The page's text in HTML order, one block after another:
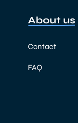
About us
Contact
FAQ